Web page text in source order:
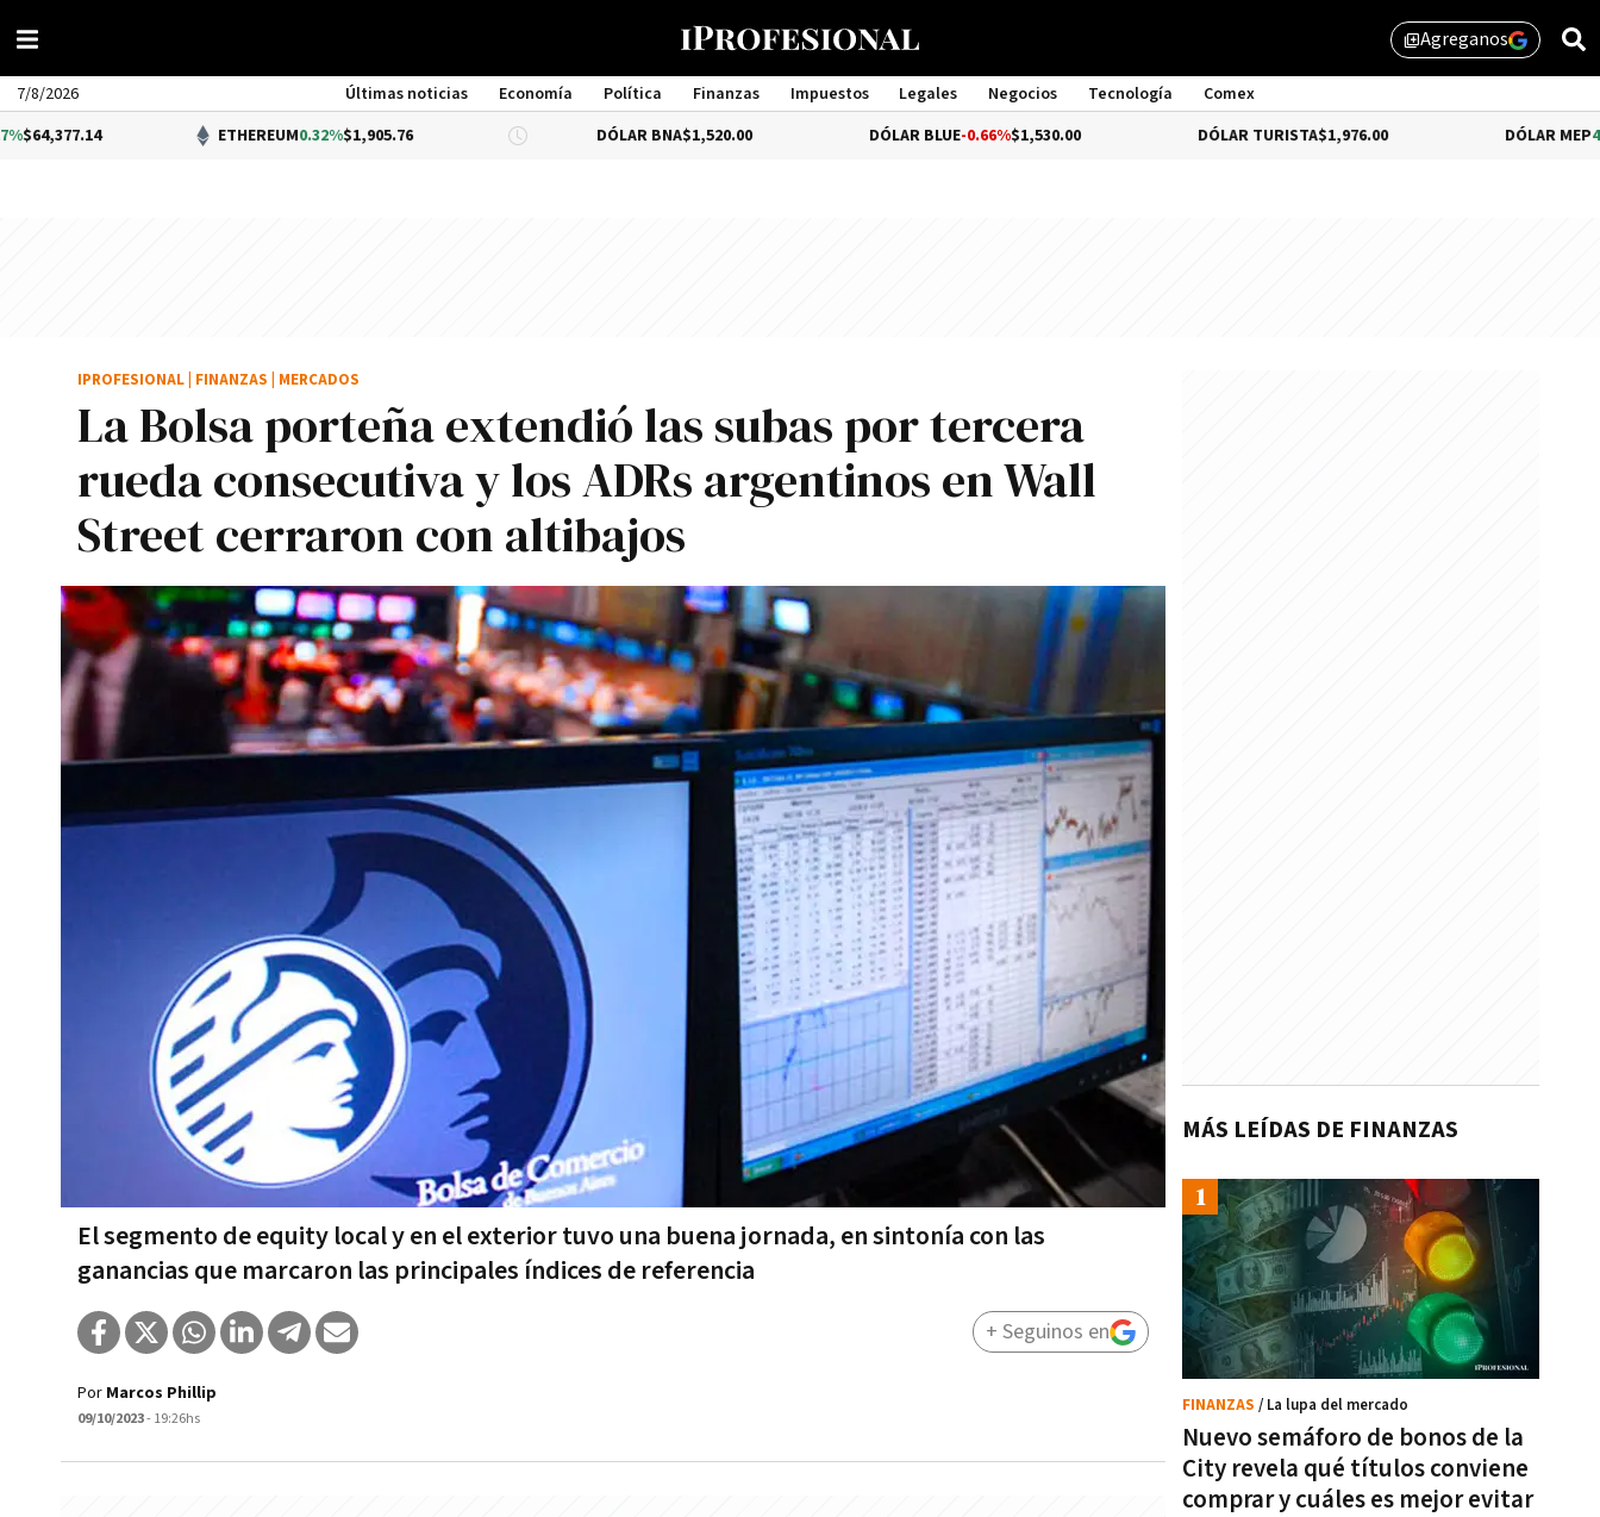
library_addAgreganos
7/8/2026 Últimas noticias Economía Política Finanzas Impuestos Legales Negocios Tecnología
Comex
Management
ETHEREUM 0.32%$1,905.76 DÓLAR BNA $1,520.00 DÓLAR BLUE-0.66% $1,530.00 DÓLAR TURISTA$1,976.00 4.35%
La Bolsa porteña extendió las subas por tercera
rueda consecutiva y los ADRs argentinos en Wall
Street cerraron con altibajos
El segmento de equity local y en el exterior tuvo una buena jornada, en sintonía con las
ganancias que marcaron las principales índices de referencia
IPROFESIONAL FINANZAS MERCADOS
Por Marcos Phillip
09/10/2023- 19:26hs
+ Seguinos en
MÁS LEÍDAS DE FINANZAS
Nuevo semáforo de bonos de la
City revela qué títulos conviene
comprar y cuáles es mejor evitar
FINANZAS / La lupa del mercado